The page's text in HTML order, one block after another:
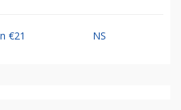
€21 NS